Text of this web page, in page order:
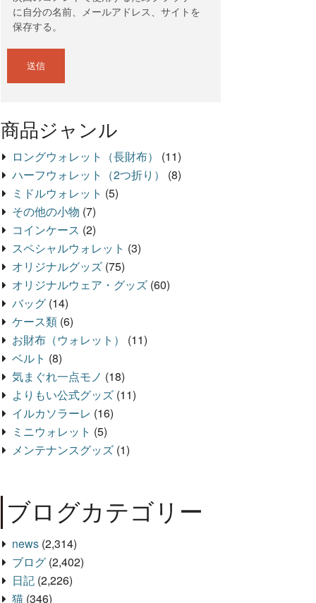
に自分の名前、メールアドレス、サイトを
保存する。
商品ジャンル
ロングウォレット（長財布）
(11)
ハーフウォレット（2つ折り）
(8)
ミドルウォレット (5)
その他の小物 (7)
コインケース (2)
スペシャルウォレット (3)
オリジナルグッズ (75)
オリジナルウェア・グッズ (60)
バッグ (14)
ケース類 (6)
お財布（ウォレット）
(11)
ベルト (8)
気まぐれ一点モノ (18)
よりもい公式グッズ (11)
イルカソラーレ (16)
ミニウォレット (5)
メンテナンスグッズ (1)
ブログカテゴリー
news (2,314)
ブログ (2,402)
日記 (2,226)
猫 (346)